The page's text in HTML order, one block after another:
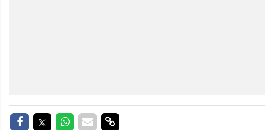
Delen op Facebook
Delen op Twitter
Delen op Whatsapp
Delen via Mail
Delen via link